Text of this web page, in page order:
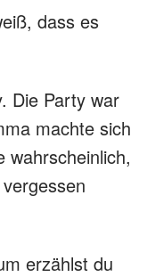
dass es
Die Party war
machte sich
wahrscheinlich,
erzählst du